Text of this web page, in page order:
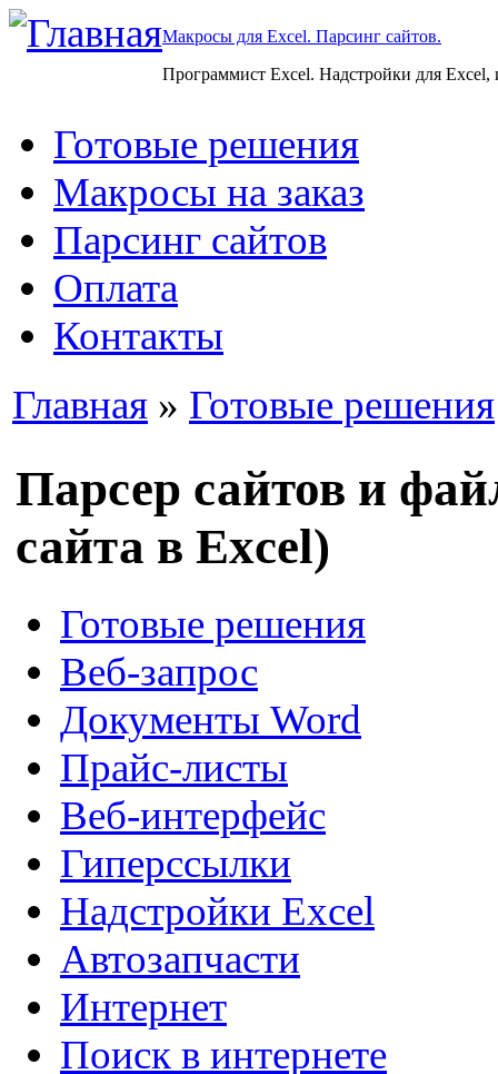
Макросы для Excel. Парсинг сайтов.
Программист Excel. Надстройки для Excel,
Готовые решения
Макросы на заказ
Парсинг сайтов
Оплата
Контакты
Главная » Готовые решения
Парсер сайтов и
сайта в Excel)
Готовые решения
Веб-запрос
Документы Word
Прайс-листы
Веб-интерфейс
Гиперссылки
Надстройки Excel
Автозапчасти
Интернет
Поиск в интернете